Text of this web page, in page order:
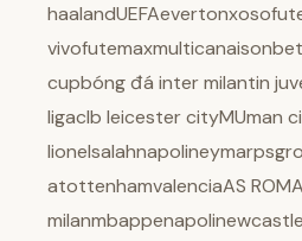
cupbóng đá inter milantin
ligaclb leicester cityMUman
atottenhamvalenciaAS